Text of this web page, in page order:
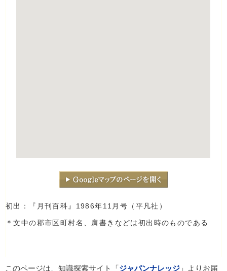
初出：『月刊百科』1986年11月号（平凡社）
＊文中の郡市区町村名、肩書きなどは初出時のものである
このページは、知識探索サイト「ジャパンナレッジ 」よりお届